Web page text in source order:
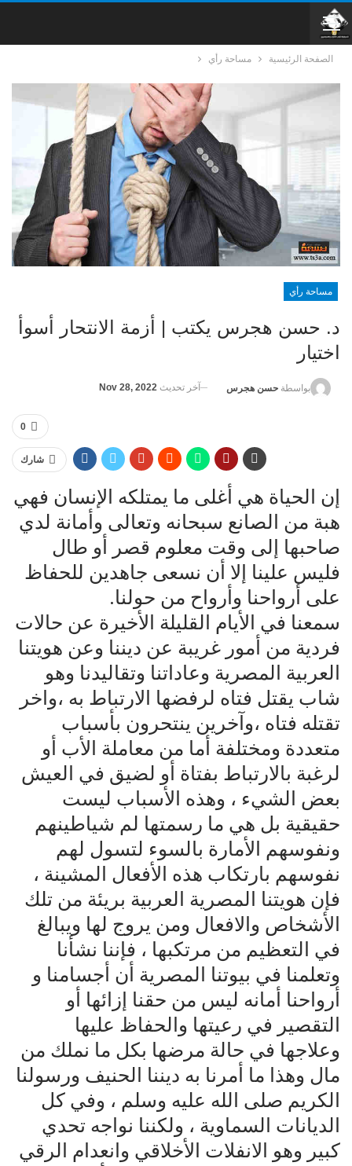
الصفحة الرئيسية مساحة رأي
مساحة رأي
د. حسن هجرس يكتب | أزمة الانتحار أسوأ
اختيار
بواسطة حسن هجرس آخر تحديث Nov 28, 2022
0
شارك
إن الحياة هي أغلى ما يمتلكه الإنسان فهي
هبة من الصانع سبحانه وتعالى وأمانة لدي
صاحبها إلى وقت معلوم قصر أو طال
فليس علينا إلا أن نسعى جاهدين للحفاظ
على أرواحنا وأرواح من حولنا.
سمعنا في الأيام القليلة الأخيرة عن حالات
فردية من أمور غريبة عن ديننا وعن هويتنا
العربية المصرية وعاداتنا وتقاليدنا وهو
شاب يقتل فتاه لرفضها الارتباط به ،واخر
تقتله فتاه ،وآخرين ينتحرون بأسباب
متعددة ومختلفة أما من معاملة الأب أو
لرغبة بالارتباط بفتاة أو لضيق في العيش
بعض الشيء ، وهذه الأسباب ليست
حقيقية بل هي ما رسمتها لم شياطينهم
ونفوسهم الأمارة بالسوء لتسول لهم
نفوسهم بارتكاب هذه الأفعال المشينة ،
فإن هويتنا المصرية العربية بريئة من تلك
الأشخاص والافعال ومن يروج لها ويبالغ
في التعظيم من مرتكبها ، فإننا نشأنا
وتعلمنا في بيوتنا المصرية أن أجسامنا و
أرواحنا أمانه ليس من حقنا إزائها أو
التقصير في رعيتها والحفاظ عليها
وعلاجها في حالة مرضها بكل ما نملك من
مال وهذا ما أمرنا به ديننا الحنيف ورسولنا
الكريم صلى الله عليه وسلم ، وفي كل
الديانات السماوية ، ولكننا نواجه تحدي
كبير وهو الانفلات الأخلاقي وانعدام الرقي